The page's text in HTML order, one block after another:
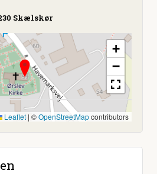
Skælskør
+
−
Leaflet | ©OpenStreetMapcontributors